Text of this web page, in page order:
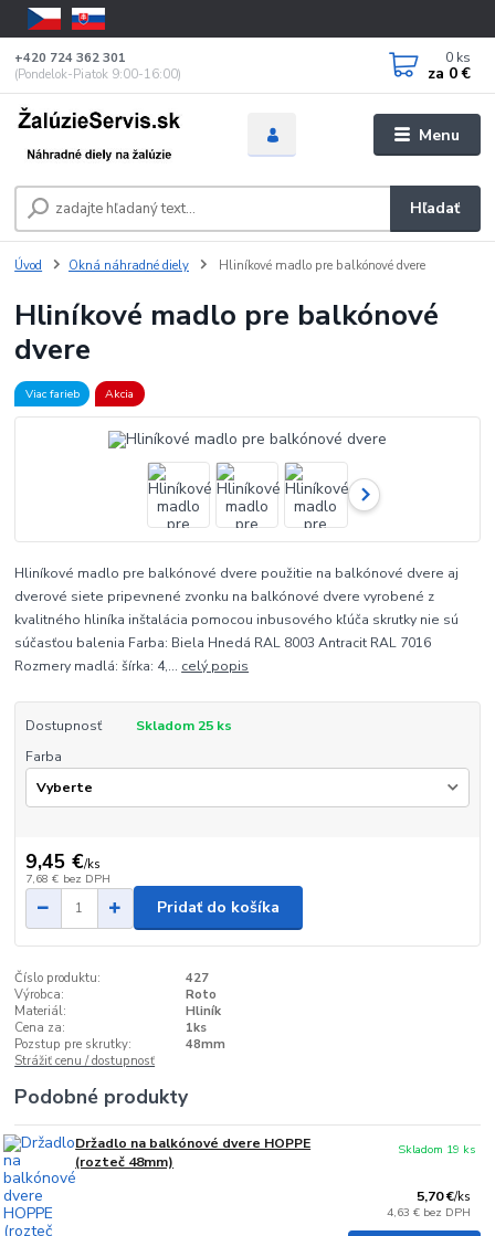
Menu
Hľadať
+420 724 362 301
(Pondelok-Piatok 9:00-16:00)
0 ks
za 0 €
Úvod Okná náhradné diely Hliníkové madlo pre balkónové dvere
Hliníkové madlo pre balkónové
dvere
Viac farieb Akcia
Hliníkové madlo pre balkónové dvere použitie na balkónové dvere aj
dverové siete pripevnené zvonku na balkónové dvere vyrobené z
kvalitného hliníka inštalácia pomocou inbusového kľúča skrutky nie sú
súčasťou balenia Farba: Biela Hnedá RAL 8003 Antracit RAL 7016
Rozmery madlá: šírka: 4,... celý popis
Dostupnosť
Skladom 25 ks
Farba
9,45 €/ks
7,68 € bez DPH
Pridať do košíka
Číslo produktu:
427
Výrobca:
Roto
Materiál:
Hliník
Cena za:
1ks
Pozstup pre skrutky:
48mm
Strážiť cenu / dostupnosť
Podobné produkty
Držadlo na balkónové dvere HOPPE
(rozteč 48mm)
5,70 €/ks
4,63 € bez DPH
Skladom 19 ks